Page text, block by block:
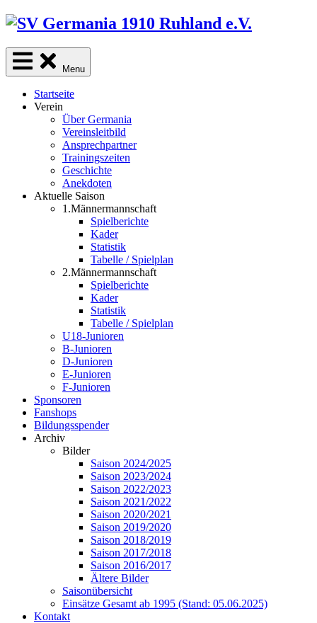
Skip
content
Menu
Startseite
Verein
Über Germania
Vereinsleitbild
Ansprechpartner
Trainingszeiten
Geschichte
Anekdoten
Aktuelle Saison
1.Männermannschaft
Spielberichte
Kader
Statistik
Tabelle / Spielplan
2.Männermannschaft
Spielberichte
Kader
Statistik
Tabelle / Spielplan
U18-Junioren
B-Junioren
D-Junioren
E-Junioren
F-Junioren
Sponsoren
Fanshops
Bildungsspender
Archiv
Bilder
Saison 2024/2025
Saison 2023/2024
Saison 2022/2023
Saison 2021/2022
Saison 2020/2021
Saison 2019/2020
Saison 2018/2019
Saison 2017/2018
Saison 2016/2017
Ältere Bilder
Saisonübersicht
Einsätze Gesamt ab 1995 (Stand: 05.06.2025)
Kontakt